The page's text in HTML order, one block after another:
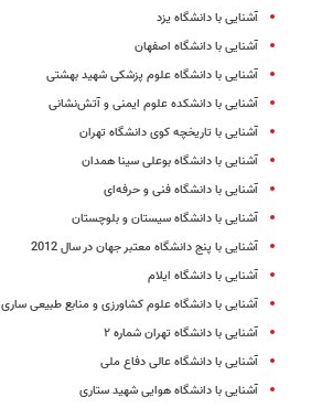
آشنایی با دانشگاه یزد
آشنایی با دانشگاه اصفهان
آشنایی با دانشگاه علوم پزشکی شهید بهشتی
آشنایی با دانشکده علوم ایمنی و آتش‌نشانی
آشنایی با تاریخچه کوی دانشگاه تهران
آشنایی با دانشگاه بوعلی سینا همدان
آشنایی با دانشگاه فنی و حرفه‌ای
آشنایی با دانشگاه سیستان و بلوچستان
آشنایی با پنج دانشگاه معتبر جهان در سال 2012
آشنایی با دانشگاه ایلام
آشنایی با دانشگاه علوم کشاورزی و منابع طبیعی ساری
آشنایی با دانشگاه تهران شماره ۲
آشنایی با دانشگاه عالی دفاع ملی
آشنایی با دانشگاه هوایی شهید ستاری